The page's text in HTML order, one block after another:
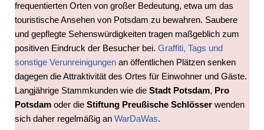
frequentierten Orten von großer Bedeutung, etwa um das
touristische Ansehen von Potsdam zu bewahren. Saubere
und gepflegte Sehenswürdigkeiten tragen maßgeblich zum
positiven Eindruck der Besucher bei. Graffiti, Tags und
sonstige Verunreinigungen an öffentlichen Plätzen senken
dagegen die Attraktivität des Ortes für Einwohner und Gäste.
Langjährige Stammkunden wie die Stadt Potsdam, Pro
Potsdam oder die Stiftung Preußische Schlösser wenden
sich daher regelmäßig an WarDaWas.